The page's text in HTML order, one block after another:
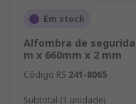
Em stock
Alfombra de
m x 660mm x 2 mm
Código RS 241-8065
Subtotal (1 unidade)